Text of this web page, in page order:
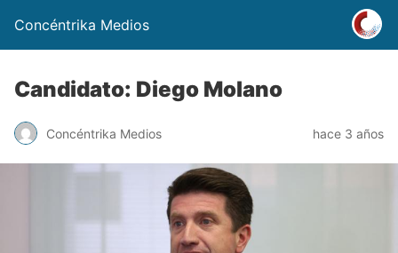
Concéntrika Medios
Candidato: Diego Molano
Concéntrika Medios hace 3 años